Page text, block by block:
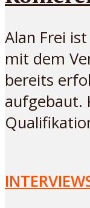
Alan Frei
mit dem
bereits
aufgebaut.